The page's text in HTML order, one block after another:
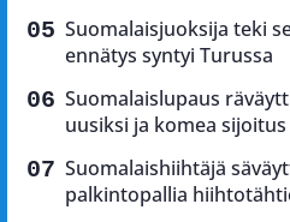
Suomalaisjuoksija teki
ennätys syntyi Turussa
Suomalaislupaus
uusiksi ja komea sijoitus
Suomalaishiihtäjä
palkintopallia